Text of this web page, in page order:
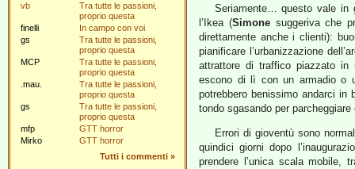
vb
Tra tutte le passioni,
proprio questa
finelli
In campo con voi
gs
Tra tutte le passioni,
proprio questa
MCP
Tra tutte le passioni,
proprio questa
.mau.
Tra tutte le passioni,
proprio questa
gs
Tra tutte le passioni,
proprio questa
mfp
GTT horror
Mirko
GTT horror
Tutti i commenti »
Seriamente… questo vale in
l’Ikea (Simonesuggeriva che
direttamente anche i clienti):
pianificare l’urbanizzazione
attrattore di traffico piazzato in
escono di lì con un armadio o
potrebbero benissimo andarci in
tondo sgasando per
Errori di gioventù sono
quindici giorni dopo
prendere l’unica scala mobile,